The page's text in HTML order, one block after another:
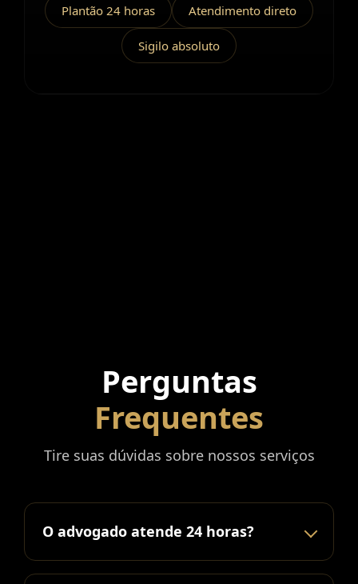
Plantão 24 horas Atendimento direto
Sigilo absoluto
Perguntas
Frequentes
Tire suas dúvidas sobre nossos serviços
O advogado atende 24 horas?